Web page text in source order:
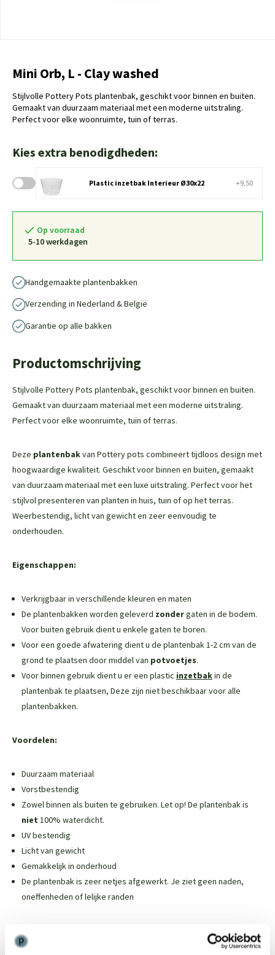
Mini Orb, L - Clay washed
Stijlvolle Pottery Pots plantenbak, geschikt voor binnen en buiten.
Gemaakt van duurzaam materiaal met een moderne uitstraling.
Perfect voor elke woonruimte, tuin of terras.
Kies extra benodigdheden:
Plastic inzetbak Interieur Ø30x22 +9,50
Op voorraad
5-10 werkdagen
Handgemaakte plantenbakken
Verzending in Nederland & België
Garantie op alle bakken
Productomschrijving
Stijlvolle Pottery Pots plantenbak, geschikt voor binnen en buiten.
Gemaakt van duurzaam materiaal met een moderne uitstraling.
Perfect voor elke woonruimte, tuin of terras.
Deze plantenbakvan Pottery pots combineert tijdloos design met
hoogwaardige kwaliteit. Geschikt voor binnen en buiten, gemaakt
van duurzaam materiaal met een luxe uitstraling. Perfect voor het
stijlvol presenteren van planten in huis, tuin of op het terras.
Weerbestendig, licht van gewicht en zeer eenvoudig te
onderhouden.
Eigenschappen:
Verkrijgbaar in verschillende kleuren en maten
De plantenbakken worden geleverd zondergaten in de bodem.
Voor buiten gebruik dient u enkele gaten te boren.
Voor een goede afwatering dient u de plantenbak 1-2 cm van de
grond te plaatsen door middel van potvoetjes.
Voor binnen gebruik dient u er een plastic inzetbakin de
plantenbak te plaatsen, Deze zijn niet beschikbaar voor alle
plantenbakken.
Voordelen:
Duurzaam materiaal
Vorstbestendig
Zowel binnen als buiten te gebruiken. Let op! De plantenbak is
niet 100% waterdicht.
UV bestendig
Licht van gewicht
Gemakkelijk in onderhoud
De plantenbak is zeer netjes afgewerkt. Je ziet geen naden,
oneffenheden of lelijke randen